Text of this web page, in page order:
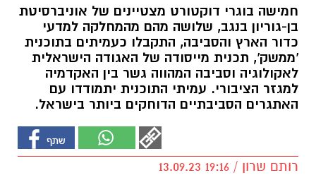
חמישה בוגרי דוקטורט מצטיינים של אוניברסיטת
בן-גוריון בנגב, שלושה מהם מהמחלקה למדעי
כדור הארץ והסביבה, התקבלו כעמיתים בתוכנית
'ממשק', תכנית מייסודה של האגודה הישראלית
לאקולוגיה וסביבה המהווה גשר בין האקדמיה
למגזר הציבורי. עמיתי התוכנית יתמודדו עם
האתגרים הסביבתיים הדוחקים ביותר בישראל.
רותם שרון / 19:16 13.09.23